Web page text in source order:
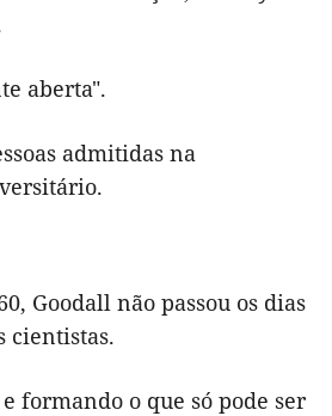
aberta".
admitidas na
Goodall não passou os dias
cientistas.
formando o que só pode ser